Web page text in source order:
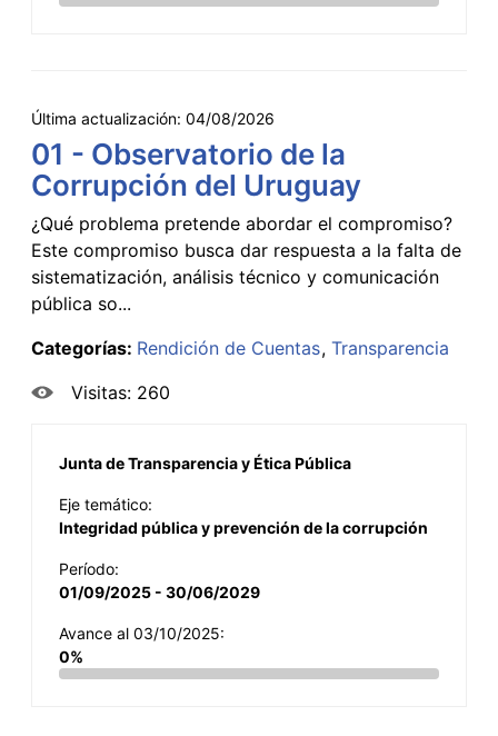
Última actualización: 04/08/2026
01 - Observatorio de la
Corrupción del Uruguay
¿Qué problema pretende abordar el compromiso?
Este compromiso busca dar respuesta a la falta de
sistematización, análisis técnico y comunicación
pública so...
Categorías: Rendición de Cuentas Transparencia
Visitas: 260
Junta de Transparencia y Ética Pública
Eje temático:
Integridad pública y prevención de la corrupción
Período:
01/09/2025 - 30/06/2029
Avance al 03/10/2025:
0%